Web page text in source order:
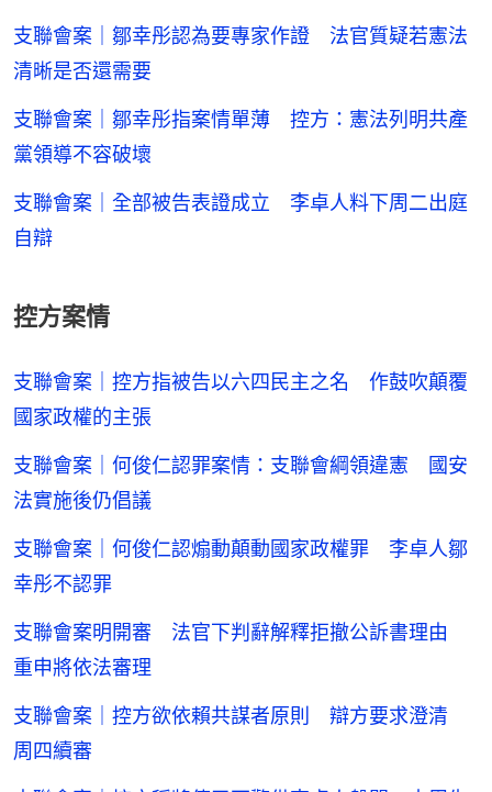
支聯會案｜鄒幸彤認為要專家作證 法官質疑若憲法
清晰是否還需要
支聯會案｜鄒幸彤指案情單薄 控方：憲法列明共產
黨領導不容破壞
支聯會案｜全部被告表證成立 李卓人料下周二出庭
自辯
控方案情
支聯會案｜控方指被告以六四民主之名 作鼓吹顛覆
國家政權的主張
支聯會案｜何俊仁認罪案情：支聯會綱領違憲 國安
法實施後仍倡議
支聯會案｜何俊仁認煽動顛動國家政權罪 李卓人鄒
幸彤不認罪
支聯會案明開審 法官下判辭解釋拒撤公訴書理由
重申將依法審理
支聯會案｜控方欲依賴共謀者原則 辯方要求澄清
周四續審